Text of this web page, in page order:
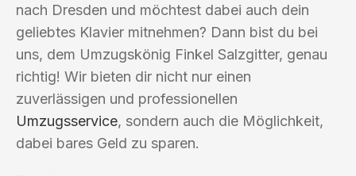
nach Dresden und möchtest dabei auch dein
geliebtes Klavier mitnehmen? Dann bist du bei
uns, dem Umzugskönig Finkel Salzgitter, genau
richtig! Wir bieten dir nicht nur einen
zuverlässigen und professionellen
Umzugsservice, sondern auch die Möglichkeit,
dabei bares Geld zu sparen.